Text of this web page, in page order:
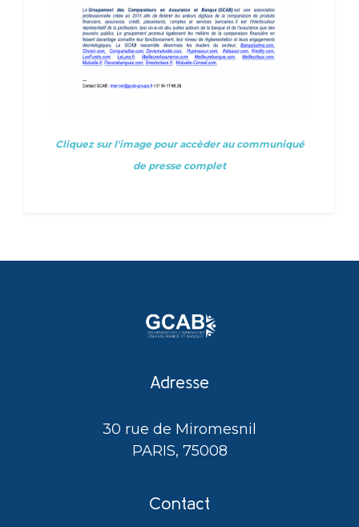
Cliquez sur l'image pour accèder au communiqué
de presse complet
Adresse
30 rue de Miromesnil
PARIS, 75008
Contact